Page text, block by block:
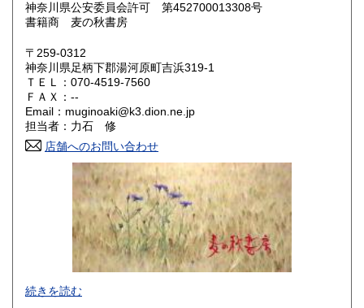
鳥取県 200円 島根県
岡山県
山口県 200円
香川県
高知県 200円
200円 長崎県
200円 大分県
200円 鹿児島県
沖縄県
神奈川県公安委員会許可 第452700013308号
書籍商 麦の秋書房
〒259-0312
神奈川県足柄下郡湯河原町吉浜319-1
ＴＥＬ：070-4519-7560
ＦＡＸ：--
Email：muginoaki@k3.dion.ne.jp
担当者：力石 修
店舗へのお問い合わせ
商品をできるだけ早くお手元にお届けすることと、梱包を丁
寧に、を心がけております。
続きを読む